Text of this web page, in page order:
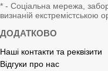
* - Соціальна мережа,
визнаній екстремістською
ДОДАТКОВО
Наші контакти та реквізити
Відгуки про нас